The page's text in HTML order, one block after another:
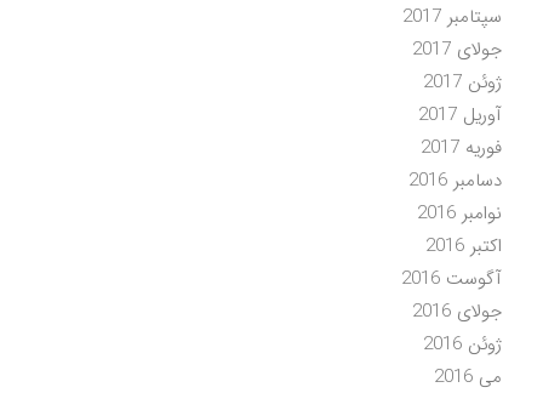
سپتامبر 2017
جولای 2017
ژوئن 2017
آوریل 2017
فوریه 2017
دسامبر 2016
نوامبر 2016
اکتبر 2016
آگوست 2016
جولای 2016
ژوئن 2016
می 2016